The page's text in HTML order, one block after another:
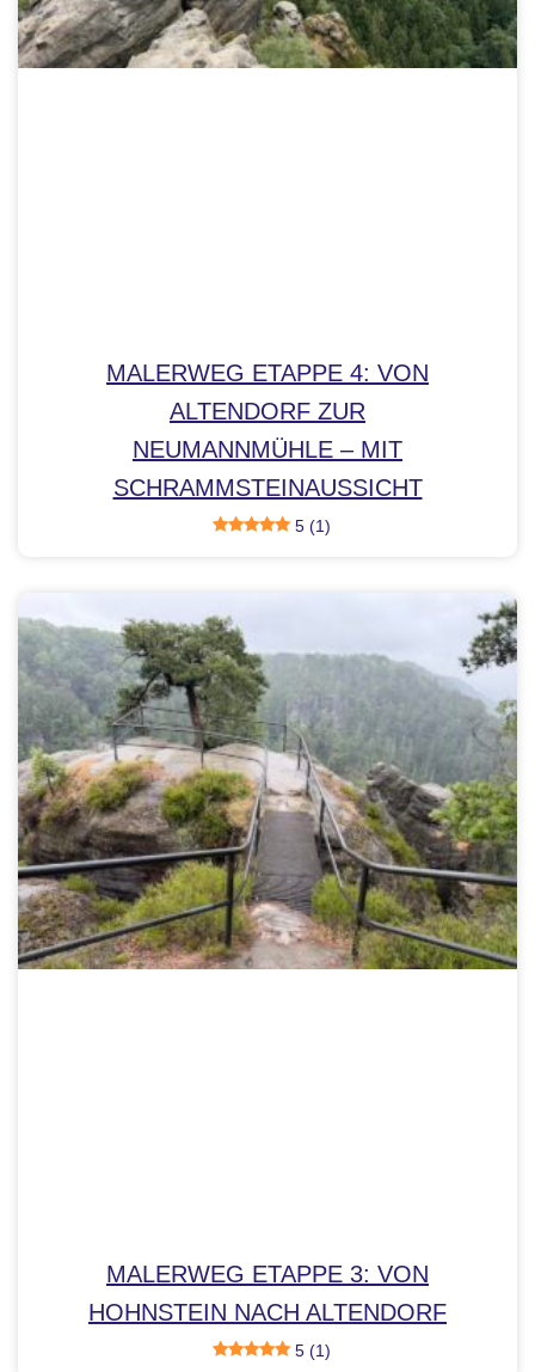
MALERWEG ETAPPE 4: VON
ALTENDORF ZUR
NEUMANNMÜHLE – MIT
SCHRAMMSTEINAUSSICHT
5 (1)
MALERWEG ETAPPE 3: VON
HOHNSTEIN NACH ALTENDORF
5 (1)